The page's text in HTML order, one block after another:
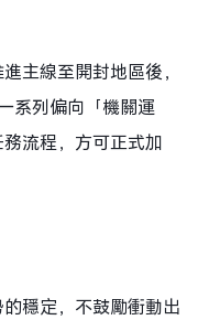
主線至開封地區後，
系列偏向「機關運
流程，方可正式加
穩定，不鼓勵衝動出